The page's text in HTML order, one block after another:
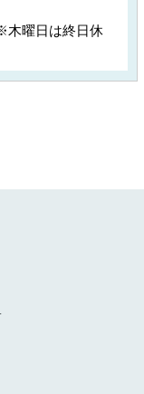
木曜日は終日休